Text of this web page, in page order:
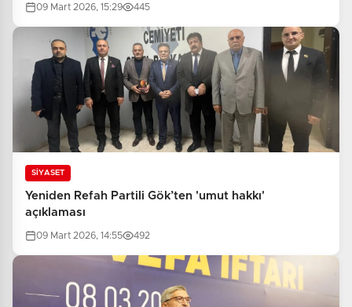
09 Mart 2026, 15:29 445
SİYASET
Yeniden Refah Partili Gök’ten 'umut hakkı'
açıklaması
09 Mart 2026, 14:55 492